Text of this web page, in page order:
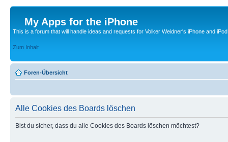
My Apps for the iPhone
This is a forum that will handle ideas and requests for Volker Weidner's iPhone and
Zum Inhalt
Foren-Übersicht
Alle Cookies des Boards löschen
Bist du sicher, dass du alle Cookies des Boards löschen möchtest?